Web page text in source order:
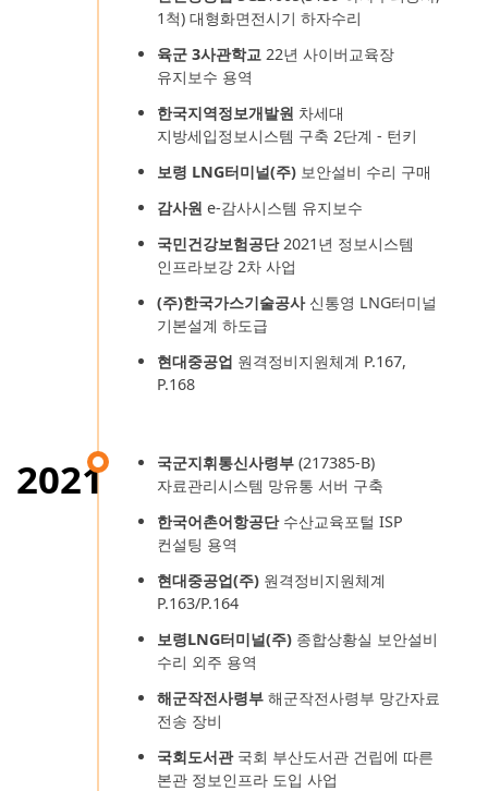
1척) 대형화면전시기 하자수리
육군 3사관학교22년 사이버교육장
유지보수 용역
한국지역정보개발원 차세대
지방세입정보시스템 구축 2단계 - 턴키
보령 LNG터미널(주)보안설비 수리 구매
감사원 e-감사시스템 유지보수
국민건강보험공단2021년 정보시스템
인프라보강 2차 사업
(주)한국가스기술공사신통영 LNG터미널
기본설계 하도급
현대중공업 원격정비지원체계 P.167,
P.168
2021 국군지휘통신사령부(217385-B)
자료관리시스템 망유통 서버 구축
한국어촌어항공단수산교육포털 ISP
컨설팅 용역
현대중공업(주)원격정비지원체계
P.163/P.164
보령LNG터미널(주)종합상황실 보안설비
수리 외주 용역
해군작전사령부해군작전사령부 망간자료
전송 장비
국회도서관국회 부산도서관 건립에 따른
본관 정보인프라 도입 사업